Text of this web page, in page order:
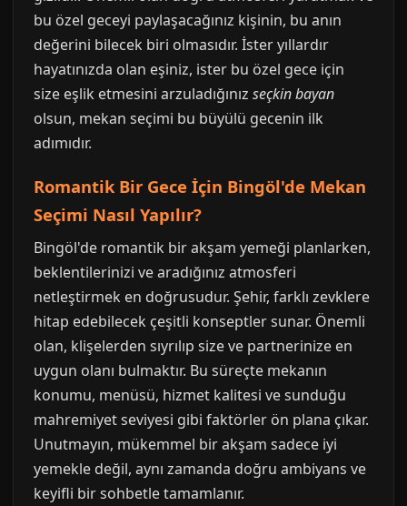
bu özel geceyi paylaşacağınız kişinin, bu anın
değerini bilecek biri olmasıdır. İster yıllardır
hayatınızda olan eşiniz, ister bu özel gece için
size eşlik etmesini arzuladığınız seçkin bayan
olsun, mekan seçimi bu büyülü gecenin ilk
adımıdır.
Romantik Bir Gece İçin Bingöl'de Mekan
Seçimi Nasıl Yapılır?
Bingöl'de romantik bir akşam yemeği planlarken,
beklentilerinizi ve aradığınız atmosferi
netleştirmek en doğrusudur. Şehir, farklı zevklere
hitap edebilecek çeşitli konseptler sunar. Önemli
olan, klişelerden sıyrılıp size ve partnerinize en
uygun olanı bulmaktır. Bu süreçte mekanın
konumu, menüsü, hizmet kalitesi ve sunduğu
mahremiyet seviyesi gibi faktörler ön plana çıkar.
Unutmayın, mükemmel bir akşam sadece iyi
yemekle değil, aynı zamanda doğru ambiyans ve
keyifli bir sohbetle tamamlanır.